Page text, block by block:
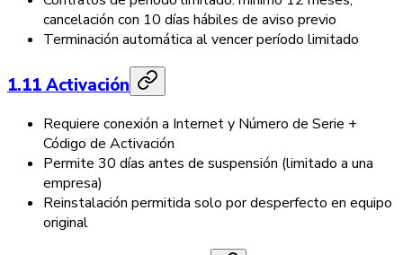
cancelación con 10 días hábiles de aviso previo
Terminación automática al vencer período limitado
1.11 Activación
Requiere conexión a Internet y Número de Serie +
Código de Activación
Permite 30 días antes de suspensión (limitado a una
empresa)
Reinstalación permitida solo por desperfecto en equipo
original